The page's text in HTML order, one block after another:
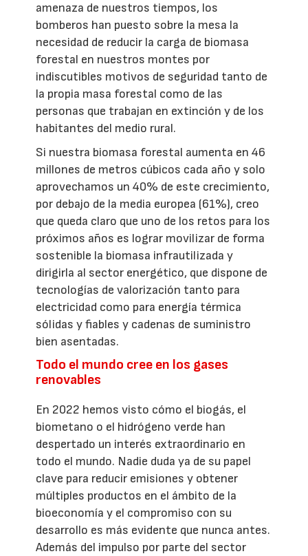
amenaza de nuestros tiempos, los
bomberos han puesto sobre la mesa la
necesidad de reducir la carga de biomasa
forestal en nuestros montes por
indiscutibles motivos de seguridad tanto de
la propia masa forestal como de las
personas que trabajan en extinción y de los
habitantes del medio rural.
Si nuestra biomasa forestal aumenta en 46
millones de metros cúbicos cada año y solo
aprovechamos un 40% de este crecimiento,
por debajo de la media europea (61%), creo
que queda claro que uno de los retos para los
próximos años es lograr movilizar de forma
sostenible la biomasa infrautilizada y
dirigirla al sector energético, que dispone de
tecnologías de valorización tanto para
electricidad como para energía térmica
sólidas y fiables y cadenas de suministro
bien asentadas.
Todo el mundo cree en los gases
renovables
En 2022 hemos visto cómo el biogás, el
biometano o el hidrógeno verde han
despertado un interés extraordinario en
todo el mundo. Nadie duda ya de su papel
clave para reducir emisiones y obtener
múltiples productos en el ámbito de la
bioeconomía y el compromiso con su
desarrollo es más evidente que nunca antes.
Además del impulso por parte del sector